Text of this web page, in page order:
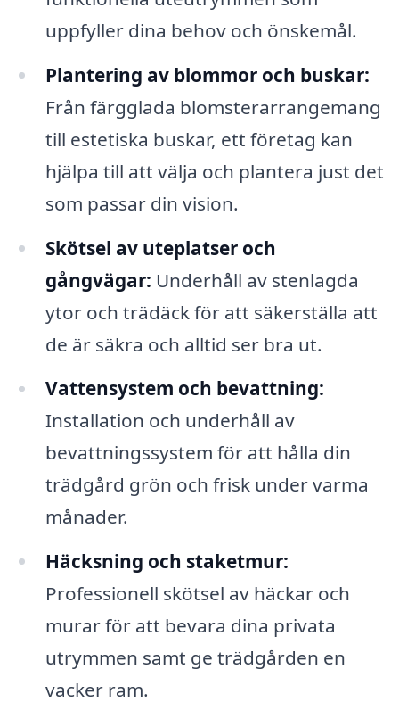
uppfyller dina behov och önskemål.
Plantering av blommor och buskar:
Från färgglada blomsterarrangemang
till estetiska buskar, ett företag kan
hjälpa till att välja och plantera just det
som passar din vision.
Skötsel av uteplatser och
gångvägar: Underhåll av stenlagda
ytor och trädäck för att säkerställa att
de är säkra och alltid ser bra ut.
Vattensystem och bevattning:
Installation och underhåll av
bevattningssystem för att hålla din
trädgård grön och frisk under varma
månader.
Häcksning och staketmur:
Professionell skötsel av häckar och
murar för att bevara dina privata
utrymmen samt ge trädgården en
vacker ram.